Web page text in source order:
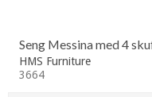
Seng Messina med 4
HMS Furniture
3664